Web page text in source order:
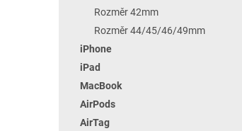
Rozměr 42mm
Rozměr 44/45/46/49mm
iPhone
iPad
MacBook
AirPods
AirTag